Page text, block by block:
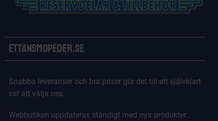
Ettansmopeder.se
Snabba leveranser och bra priser gör det till ett självklart
val att välja oss.
Webbutiken uppdateras ständigt med nya produkter.